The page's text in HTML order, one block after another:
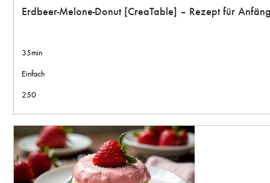
Erdbeer-Melone-Donut [CreaTable] – Rezept für
35min
Einfach
250